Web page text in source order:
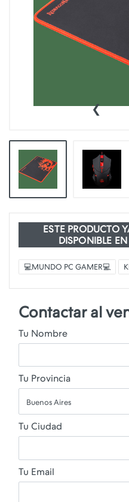
‹
ESTE PRODUCTO
DISPONIBLE
💻MUNDO PC GAMER💻
Contactar al
Tu Nombre
Tu Provincia
Buenos Aires
Tu Ciudad
Tu Email